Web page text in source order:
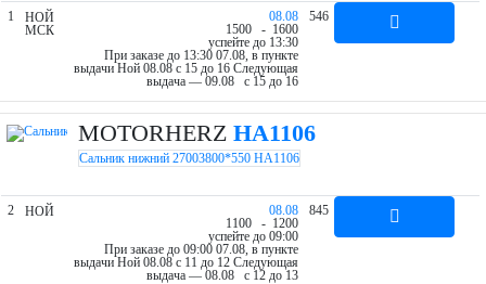
1
НОЙ
МСК
08.08
1500 - 1600
успейте до 13:30
При заказе до 13:30 07.08, в пункте
выдачи Ной 08.08 c 15 до 16 Следующая
выдача — 09.08 c 15 до 16
546
MOTORHERZ HA1106
Сальник нижний 27003800*550 HA1106
2 НОЙ
08.08
1100 - 1200
успейте до 09:00
При заказе до 09:00 07.08, в пункте
выдачи Ной 08.08 c 11 до 12 Следующая
выдача — 08.08 c 12 до 13
845